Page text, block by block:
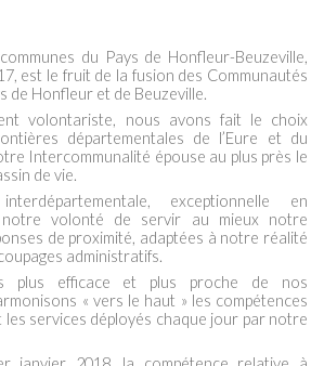
du Pays de Honfleur-Beuzeville,
est le fruit de la fusion des Communautés
de Honfleur et de Beuzeville.
volontariste, nous avons fait le choix
départementales de l’Eure et du
Intercommunalité épouse au plus près le
de vie.
exceptionnelle en
notre volonté de servir au mieux notre
de proximité, adaptées à notre réalité
administratifs.
plus efficace et plus proche de nos
« vers le haut » les compétences
les services déployés chaque jour par notre